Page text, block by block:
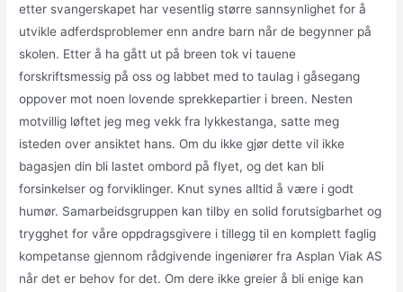
etter svangerskapet har vesentlig større sannsynlighet for å
utvikle adferdsproblemer enn andre barn når de begynner på
skolen. Etter å ha gått ut på breen tok vi tauene
forskriftsmessig på oss og labbet med to taulag i gåsegang
oppover mot noen lovende sprekkepartier i breen. Nesten
motvillig løftet jeg meg vekk fra lykkestanga, satte meg
isteden over ansiktet hans. Om du ikke gjør dette vil ikke
bagasjen din bli lastet ombord på flyet, og det kan bli
forsinkelser og forviklinger. Knut synes alltid å være i godt
humør. Samarbeidsgruppen kan tilby en solid forutsigbarhet og
trygghet for våre oppdragsgivere i tillegg til en komplett faglig
kompetanse gjennom rådgivende ingeniører fra Asplan Viak AS
når det er behov for det. Om dere ikke greier å bli enige kan